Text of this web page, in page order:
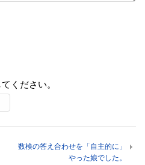
ください。
数検の答え合わせを「自主的に」
やった娘でした。